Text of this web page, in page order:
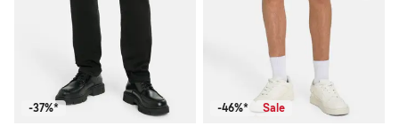
-37%* -46%* Sale